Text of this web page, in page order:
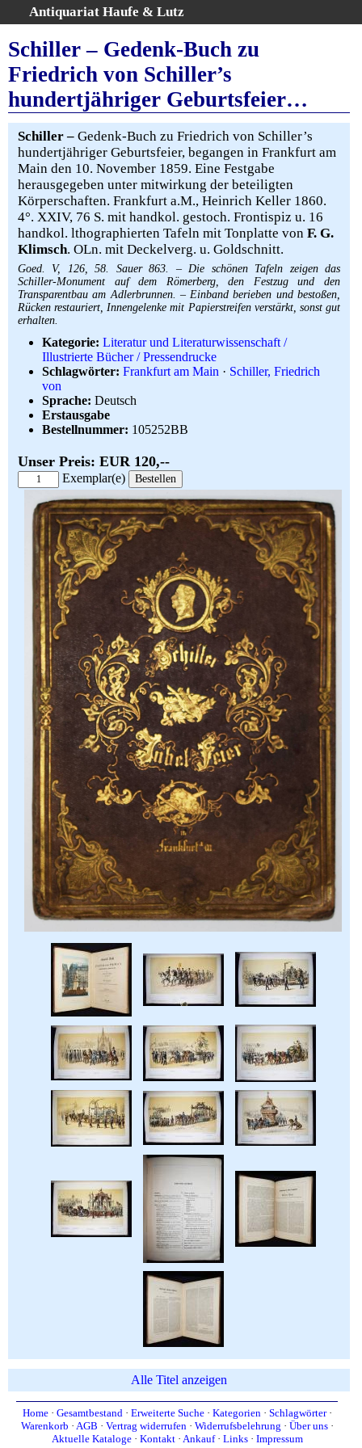
Antiquariat Haufe & Lutz
Home
Gesamtbestand
Erweiterte Suche
Kategorien
Schlagwörter
Warenkorb
AGB
Widerruf
Über uns
Aktuelle Kataloge
Kontakt
Ankauf
Links
Impressum
Schiller – Gedenk-Buch zu
Friedrich von Schiller’s
hundertjähriger Geburtsfeier…
Schiller – Gedenk-Buch zu Friedrich von Schiller’s
hundertjähriger Geburtsfeier, begangen in Frankfurt am
Main den 10. November 1859. Eine Festgabe
herausgegeben unter mitwirkung der beteiligten
Körperschaften. Frankfurt a.M., Heinrich Keller 1860.
4°. XXIV, 76 S. mit handkol. gestoch. Frontispiz u. 16
handkol. lthographierten Tafeln mit Tonplatte von F. G.
Klimsch. OLn. mit Deckelverg. u. Goldschnitt.
Goed. V, 126, 58. Sauer 863. – Die schönen Tafeln zeigen das
Schiller-Monument auf dem Römerberg, den Festzug und den
Transparentbau am Adlerbrunnen. – Einband berieben und bestoßen,
Rücken restauriert, Innengelenke mit Papierstreifen verstärkt, sonst gut
erhalten.
Kategorie: Literatur und Literaturwissenschaft /
Illustrierte Bücher / Pressendrucke
Schlagwörter: Frankfurt am Main · Schiller, Friedrich
von
Sprache: Deutsch
Erstausgabe
Bestellnummer: 105252BB
Unser Preis: EUR 120,--
Exemplar(e)
Alle Titel anzeigen
Home· Gesamtbestand· Erweiterte Suche· Kategorien· Schlagwörter·
Warenkorb · AGB · Vertrag widerrufen· Widerrufsbelehrung · Über uns·
Aktuelle Kataloge· Kontakt· Ankauf· Links· Impressum